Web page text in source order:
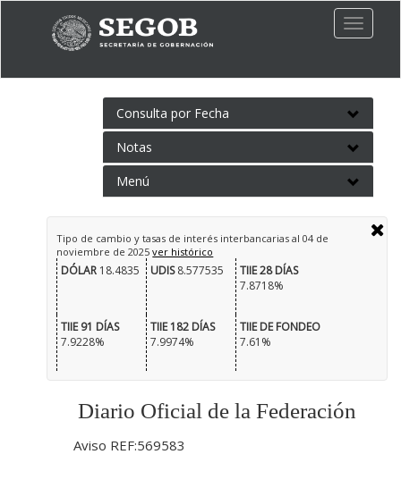
Toggle
Consulta por Fecha
Notas
Menú
Tipo de cambio y tasas de interés interbancarias al 04 de
noviembre de 2025ver histórico
DÓLAR18.4835 UDIS8.577535
TIIE 28 DÍAS
7.8718%
TIIE 91 DÍAS
7.9228%
TIIE 182 DÍAS
7.9974%
TIIE DE FONDEO
7.61%
Diario Oficial de la Federación
Aviso REF:569583